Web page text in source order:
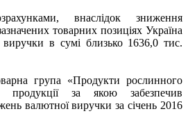
внаслідок зниження
товарних позиціях Україна
в сумі близько 1636,0 тис.
група «Продукти рослинного
продукції за якою забезпечив
валютної виручки за січень 2016